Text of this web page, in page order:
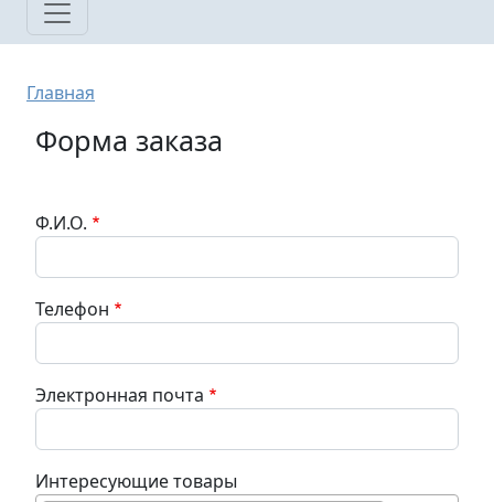
Строка навигации
Главная
Форма заказа
Ф.И.О.
Телефон
Электронная почта
Интересующие товары